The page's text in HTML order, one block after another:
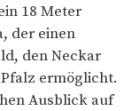
18 Meter
der einen
den Neckar
ermöglicht.
Ausblick auf